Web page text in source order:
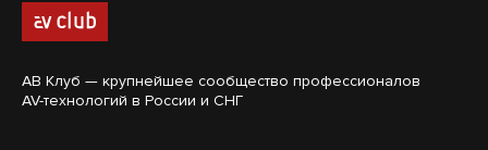
АВ Клуб — крупнейшее сообщество профессионалов
AV-технологий в России и СНГ